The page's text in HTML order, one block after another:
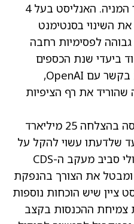
מפחית את הסיכון שבתמחור המניה. האנליסט בעל 4
השינוי בסנטימנט
לפסימיות רחבה
ביעדי שנת הכספים
2030, לבצע את ההתרחבות בקשר עם OpenAI,
את רף הציפיות
בנוסף, מרפי ציין שאורקל גייסה בהצלחה 25 מיליארד
שלדעתו עשוי להקל על
חלק מה"דאגות המוגזמות אולי סביב מעקב ה-CDS
ומבטל את הצורך בהנפקת
2026. האנליסט ציין שיש הוכחות נוספות
צמיחת ההכנסות בקצב